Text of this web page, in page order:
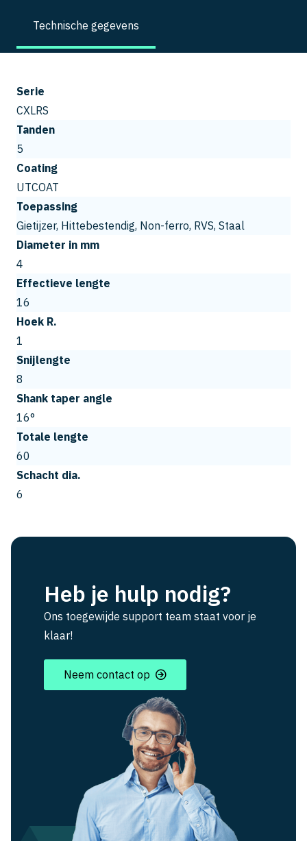
Technische gegevens
Serie
CXLRS
Tanden
5
Coating
UTCOAT
Toepassing
Gietijzer, Hittebestendig, Non-ferro, RVS, Staal
Diameter in mm
4
Effectieve lengte
16
Hoek R.
1
Snijlengte
8
Shank taper angle
16°
Totale lengte
60
Schacht dia.
6
Heb je hulp nodig?
Ons toegewijde support team staat voor je
klaar!
Neem contact op